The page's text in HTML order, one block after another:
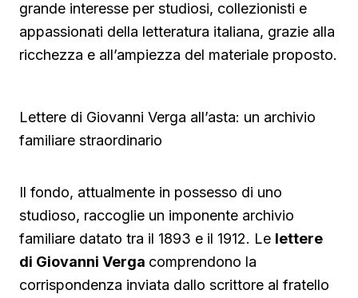
grande interesse per studiosi, collezionisti e
appassionati della letteratura italiana, grazie alla
ricchezza e all’ampiezza del materiale proposto.
Lettere di Giovanni Verga all’asta: un archivio
familiare straordinario
Il fondo, attualmente in possesso di uno
studioso, raccoglie un imponente archivio
familiare datato tra il 1893 e il 1912. Le lettere
di Giovanni Verga comprendono la
corrispondenza inviata dallo scrittore al fratello